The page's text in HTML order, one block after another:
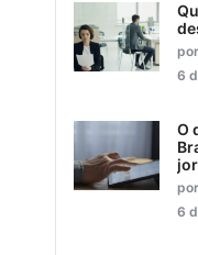
por
6
O
por
6